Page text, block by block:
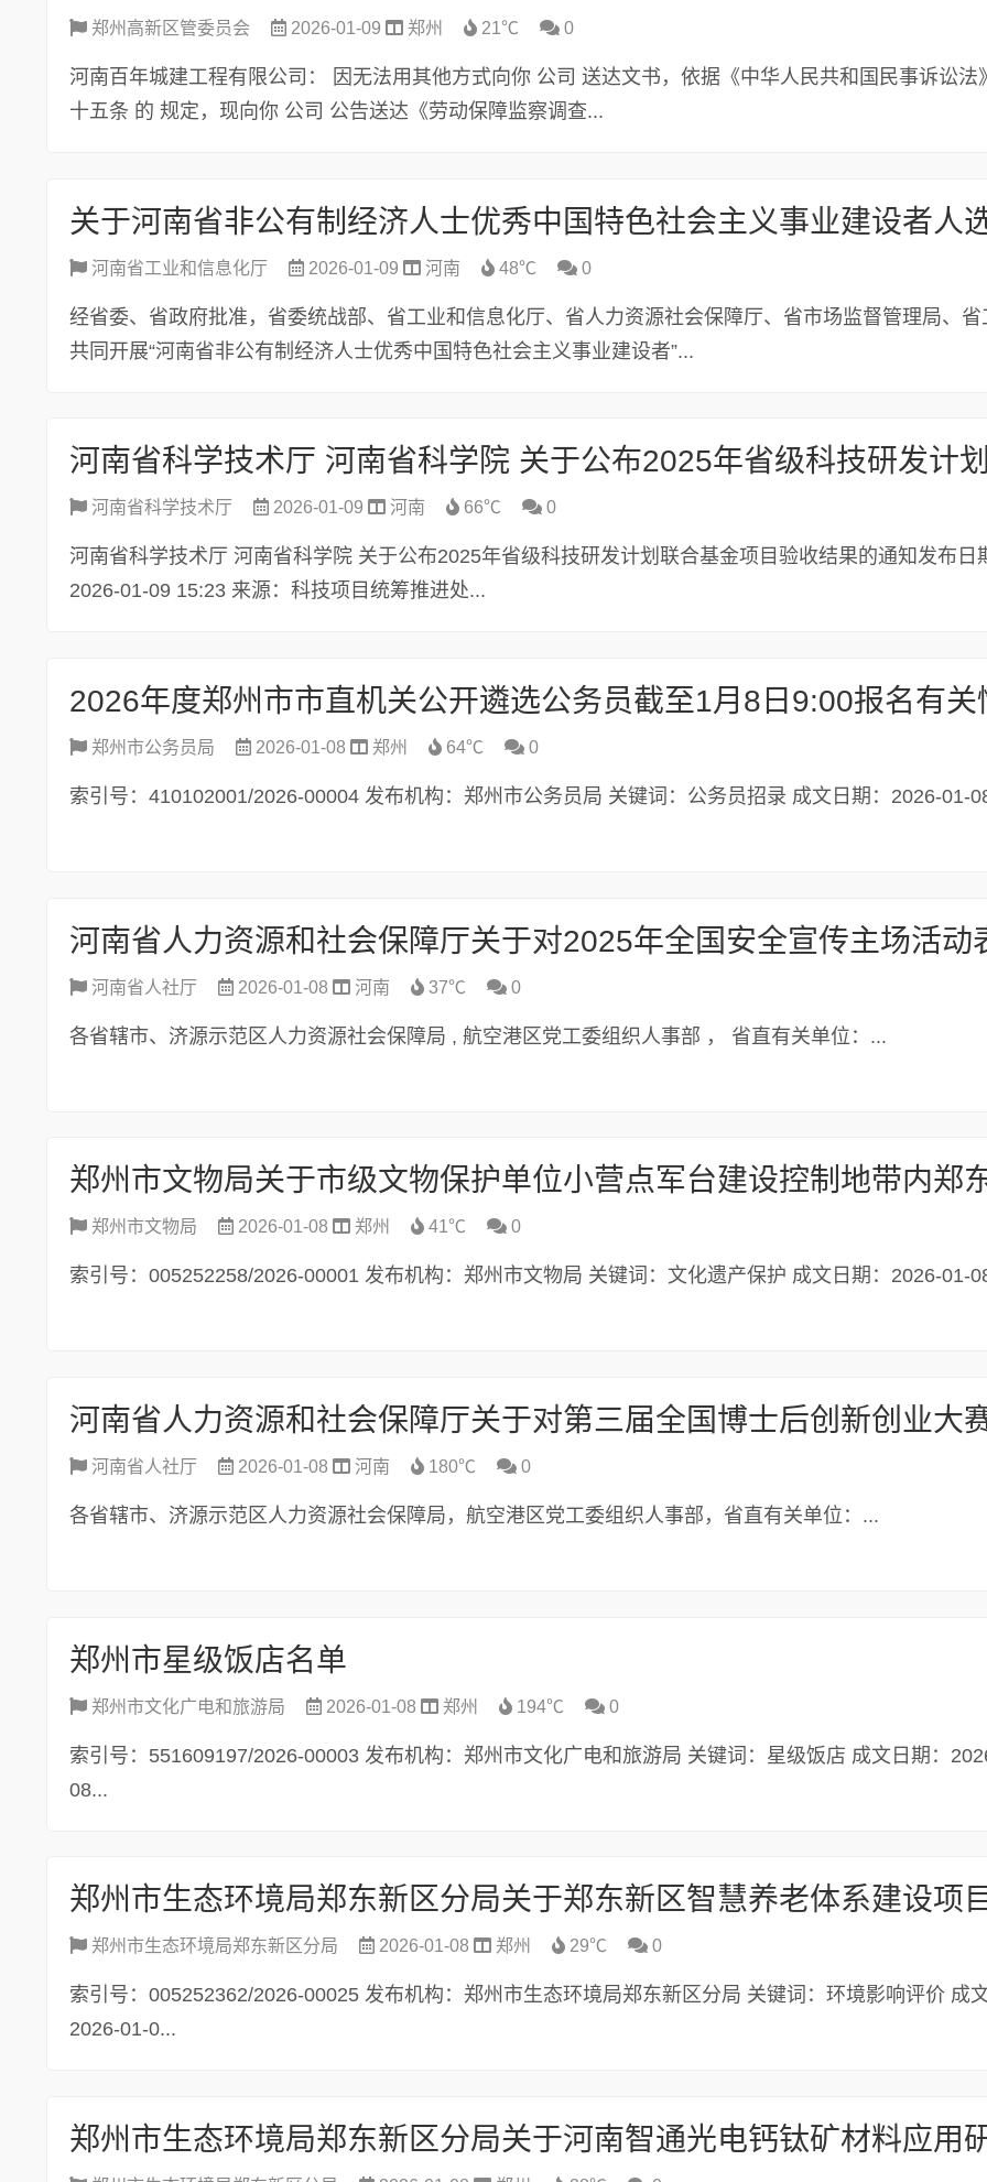
郑州高新区管委员会 2026-01-09 郑州 21℃ 0
河南百年城建工程有限公司： 因无法用其他方式向你 公司 送达文书，依据《中华人民共和国民事诉讼法
十五条 的 规定，现向你 公司 公告送达《劳动保障监察调查...
河南省工业和信息化厅 2026-01-09 河南 48℃ 0
经省委、省政府批准，省委统战部、省工业和信息化厅、省人力资源社会保障厅、省市场监督管理局、省
共同开展“河南省非公有制经济人士优秀中国特色社会主义事业建设者”...
河南省科学技术厅 2026-01-09 河南 66℃ 0
河南省科学技术厅 河南省科学院 关于公布2025年省级科技研发计划联合基金项目验收结果的通知发布日
2026-01-09 15:23 来源：科技项目统筹推进处...
2026年度郑州市市直机关公开遴选公务员截至1月8日9:00报名有关
郑州市公务员局 2026-01-08 郑州 64℃ 0
索引号：410102001/2026-00004 发布机构：郑州市公务员局 关键词：公务员招录 成文日期：2026-01-
河南省人社厅 2026-01-08 河南 37℃ 0
各省辖市、济源示范区人力资源社会保障局 , 航空港区党工委组织人事部 ， 省直有关单位：...
郑州市文物局 2026-01-08 郑州 41℃ 0
索引号：005252258/2026-00001 发布机构：郑州市文物局 关键词：文化遗产保护 成文日期：2026-01-
河南省人社厅 2026-01-08 河南 180℃ 0
各省辖市、济源示范区人力资源社会保障局，航空港区党工委组织人事部，省直有关单位：...
郑州市星级饭店名单
郑州市文化广电和旅游局 2026-01-08 郑州 194℃ 0
索引号：551609197/2026-00003 发布机构：郑州市文化广电和旅游局 关键词：星级饭店 成文日期：
08...
郑州市生态环境局郑东新区分局 2026-01-08 郑州 29℃ 0
索引号：005252362/2026-00025 发布机构：郑州市生态环境局郑东新区分局 关键词：环境影响评价 成文
2026-01-0...